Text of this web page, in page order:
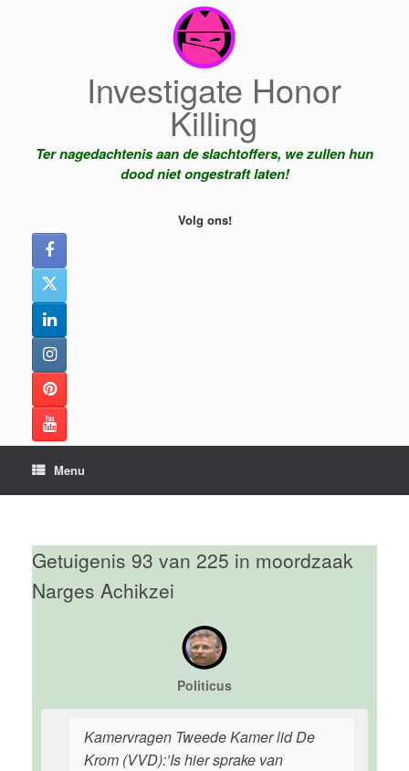
Investigate Honor
Killing
Ter nagedachtenis aan de slachtoffers, we zullen hun
dood niet ongestraft laten!
Volg ons!
Menu
Getuigenis 93 van 225 in moordzaak
Narges Achikzei
Politicus
Kamervragen Tweede Kamer lid De
Krom (VVD):’Is hier sprake van